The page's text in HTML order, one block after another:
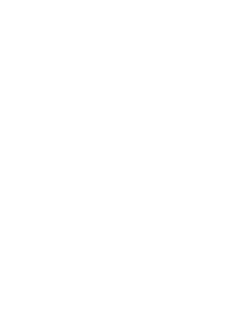
PAW Patrol: The Dino Movie, Pup